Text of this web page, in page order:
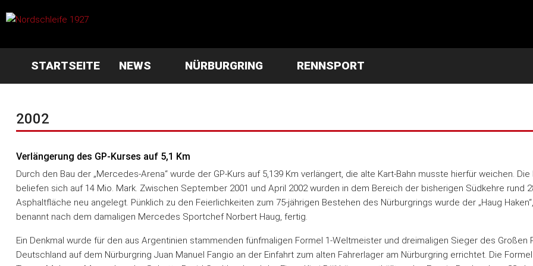
STARTSEITE NEWS NÜRBURGRING RENNSPORT
2002
Verlängerung des GP-Kurses auf 5,1 Km
Durch den Bau der „Mercedes-Arena“ wurde der GP-Kurs auf 5,139 Km verlängert, die alte Kart-Bahn musste hierfür weichen. Die
beliefen sich auf 14 Mio. Mark. Zwischen September 2001 und April 2002 wurden in dem Bereich der bisherigen Südkehre rund
Asphaltfläche neu angelegt. Pünklich zu den Feierlichkeiten zum 75-jährigen Bestehen des Nürburgrings wurde der „Haug
benannt nach dem damaligen Mercedes Sportchef Norbert Haug, fertig.
Ein Denkmal wurde für den aus Argentinien stammenden fünfmaligen Formel 1-Weltmeister und dreimaligen Sieger des Großen
Deutschland auf dem Nürburgring Juan Manuel Fangio an der Einfahrt zum alten Fahrerlager am Nürburgring errichtet. Die